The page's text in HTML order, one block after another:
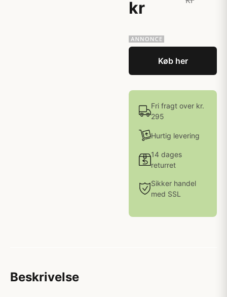
kr
Køb her
Fri fragt over kr.
295
Hurtig levering
14 dages
returret
Sikker handel
med SSL
Beskrivelse